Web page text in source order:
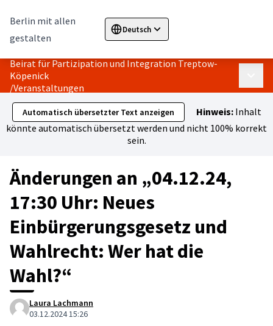
Berlin mit allen
gestalten
Deutsch
Sprache wählen
Beirat für Partizipation und Integration Treptow-
Köpenick
/Veranstaltungen
Automatisch übersetzter Text anzeigen Hinweis:Inhalt
könnte automatisch übersetzt werden und nicht 100% korrekt
sein.
Änderungen an „04.12.24,
17:30 Uhr: Neues
Einbürgerungsgesetz und
Wahlrecht: Wer hat die
Wahl?“
Laura Lachmann
03.12.2024 15:26